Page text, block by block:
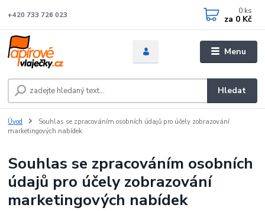
Menu
Hledat
+420 733 726 023 0 ks
za 0 Kč
Úvod
Souhlas se zpracováním osobních údajů pro účely zobrazování
marketingových nabídek
Souhlas se zpracováním osobních
údajů pro účely zobrazování
marketingových nabídek